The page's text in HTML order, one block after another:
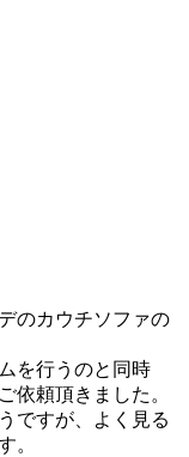
のカウチソファの
を行うのと同時
依頼頂きました。
ですが、よく見る
。